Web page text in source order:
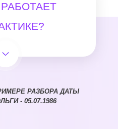
РАЗБОРА ДАТЫ
- 05.07.1986